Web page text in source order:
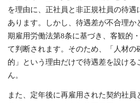
を理由に、正社員と非正規社員の待遇
あります。しかし、待遇差が不合理か
期雇用労働法第8条に基づき、客観的
て判断されます。そのため、「人材の
的」という理由だけで待遇差を設ける
ん。
また、定年後に再雇用された契約社員